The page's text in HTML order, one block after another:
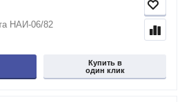
НАИ-06/82
Купить в
один клик